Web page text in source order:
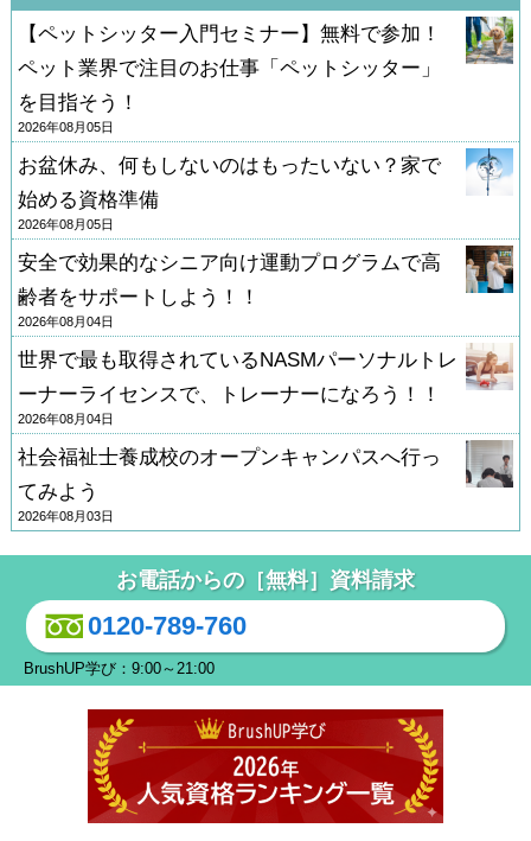
【ペットシッター入門セミナー】無料で参加！
ペット業界で注目のお仕事「ペットシッター」
を目指そう！
2026年08月05日
お盆休み、何もしないのはもったいない？家で
始める資格準備
2026年08月05日
安全で効果的なシニア向け運動プログラムで高
齢者をサポートしよう！！
2026年08月04日
世界で最も取得されているNASMパーソナルトレ
ーナーライセンスで、トレーナーになろう！！
2026年08月04日
社会福祉士養成校のオープンキャンパスへ行っ
てみよう
2026年08月03日
お電話からの［無料］資料請求
0120-789-760
BrushUP学び：9:00～21:00